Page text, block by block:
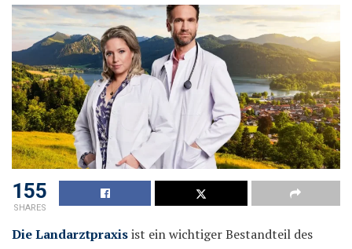
155
SHARES
Die Landarztpraxisist ein wichtiger Bestandteil des